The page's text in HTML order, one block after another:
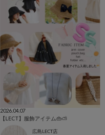
2026.04.07
【LECT】服飾アイテム👜⛅️
広島LECT店